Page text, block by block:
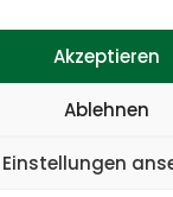
Akzeptieren
Ablehnen
Einstellungen
Design by